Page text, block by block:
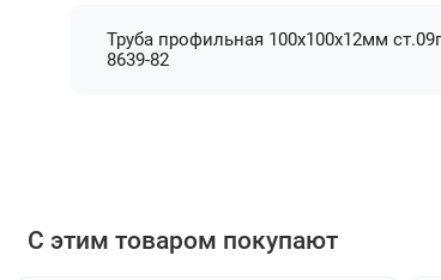
Труба профильная 100х100х12мм
8639-82
С этим товаром покупают